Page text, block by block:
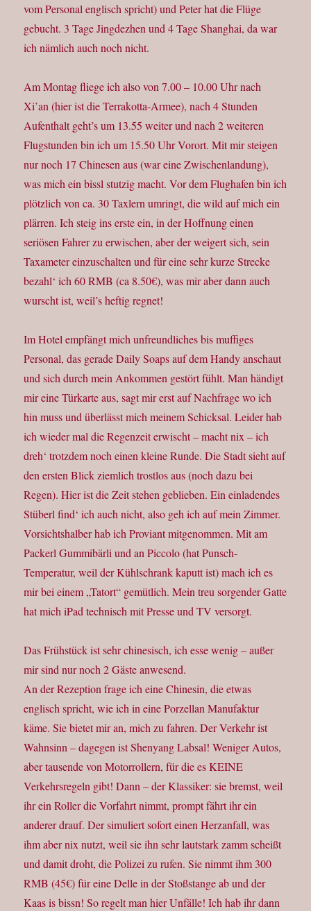
vom Personal englisch spricht) und Peter hat die Flüge
gebucht. 3 Tage Jingdezhen und 4 Tage Shanghai, da war
ich nämlich auch noch nicht.
Am Montag fliege ich also von 7.00 – 10.00 Uhr nach
Xi’an (hier ist die Terrakotta-Armee), nach 4 Stunden
Aufenthalt geht’s um 13.55 weiter und nach 2 weiteren
Flugstunden bin ich um 15.50 Uhr Vorort. Mit mir steigen
nur noch 17 Chinesen aus (war eine Zwischenlandung),
was mich ein bissl stutzig macht. Vor dem Flughafen bin ich
plötzlich von ca. 30 Taxlern umringt, die wild auf mich ein
plärren. Ich steig ins erste ein, in der Hoffnung einen
seriösen Fahrer zu erwischen, aber der weigert sich, sein
Taxameter einzuschalten und für eine sehr kurze Strecke
bezahl‘ ich 60 RMB (ca 8.50€), was mir aber dann auch
wurscht ist, weil’s heftig regnet!
Im Hotel empfängt mich unfreundliches bis muffiges
Personal, das gerade Daily Soaps auf dem Handy anschaut
und sich durch mein Ankommen gestört fühlt. Man händigt
mir eine Türkarte aus, sagt mir erst auf Nachfrage wo ich
hin muss und überlässt mich meinem Schicksal. Leider hab
ich wieder mal die Regenzeit erwischt – macht nix – ich
dreh‘ trotzdem noch einen kleine Runde. Die Stadt sieht auf
den ersten Blick ziemlich trostlos aus (noch dazu bei
Regen). Hier ist die Zeit stehen geblieben. Ein einladendes
Stüberl find‘ ich auch nicht, also geh ich auf mein Zimmer.
Vorsichtshalber hab ich Proviant mitgenommen. Mit am
Packerl Gummibärli und an Piccolo (hat Punsch-
Temperatur, weil der Kühlschrank kaputt ist) mach ich es
mir bei einem „Tatort“ gemütlich. Mein treu sorgender Gatte
hat mich iPad technisch mit Presse und TV versorgt.
Das Frühstück ist sehr chinesisch, ich esse wenig – außer
mir sind nur noch 2 Gäste anwesend.
An der Rezeption frage ich eine Chinesin, die etwas
englisch spricht, wie ich in eine Porzellan Manufaktur
käme. Sie bietet mir an, mich zu fahren. Der Verkehr ist
Wahnsinn – dagegen ist Shenyang Labsal! Weniger Autos,
aber tausende von Motorrollern, für die es KEINE
Verkehrsregeln gibt! Dann – der Klassiker: sie bremst, weil
ihr ein Roller die Vorfahrt nimmt, prompt fährt ihr ein
anderer drauf. Der simuliert sofort einen Herzanfall, was
ihm aber nix nutzt, weil sie ihn sehr lautstark zamm scheißt
und damit droht, die Polizei zu rufen. Sie nimmt ihm 300
RMB (45€) für eine Delle in der Stoßstange ab und der
Kaas is bissn! So regelt man hier Unfälle! Ich hab ihr dann